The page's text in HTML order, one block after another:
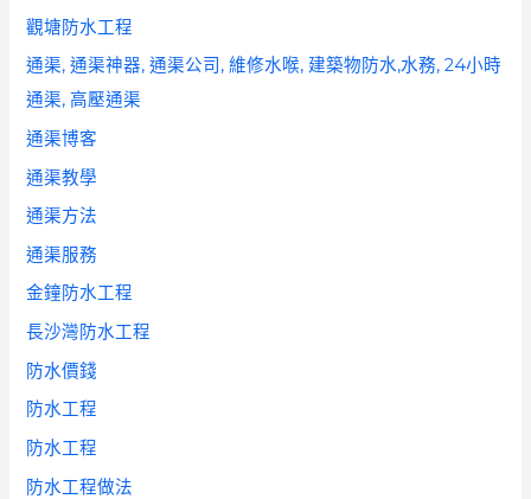
觀塘防水工程
通渠, 通渠神器, 通渠公司, 維修水喉, 建築物防水,水務, 24小時
通渠, 高壓通渠
通渠博客
通渠教學
通渠方法
通渠服務
金鐘防水工程
長沙灣防水工程
防水價錢
防水工程
防水工程
防水工程做法